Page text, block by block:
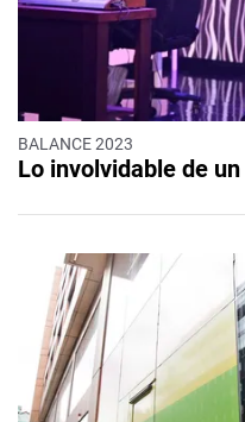
BALANCE 2023
Lo involvidable de